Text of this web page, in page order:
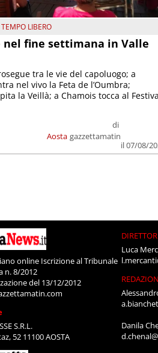
LIBERO
nel fine settimana in Valle
Aosta
di
gazzettamatin
il 07/08/
tra le vie del capoluogo; a
nel vivo la Feta de l’Oumbra;
la Veillà; a Chamois tocca al
online Iscrizione al Tribunale
n. 8/2012
del 13/12/2012
S.R.L.
52 11100 AOSTA
Luca
Danila